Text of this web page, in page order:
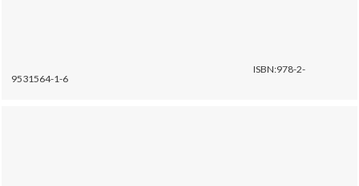
ISBN:978-2-
9531564-1-6